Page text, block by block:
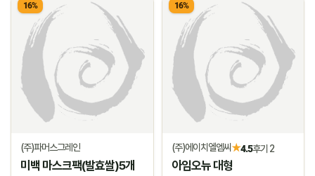
16%
(주)파머스그레인
미백 마스크팩(발효쌀)5개
16%
(주)에이치엘엠씨★4.5후기 2
아임오뉴 대형